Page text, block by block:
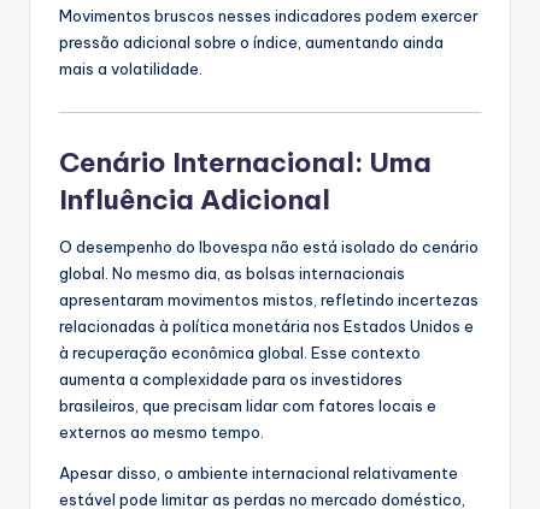
Movimentos bruscos nesses indicadores podem exercer
pressão adicional sobre o índice, aumentando ainda
mais a volatilidade.
Cenário Internacional: Uma
Influência Adicional
O desempenho do Ibovespa não está isolado do cenário
global. No mesmo dia, as bolsas internacionais
apresentaram movimentos mistos, refletindo incertezas
relacionadas à política monetária nos Estados Unidos e
à recuperação econômica global. Esse contexto
aumenta a complexidade para os investidores
brasileiros, que precisam lidar com fatores locais e
externos ao mesmo tempo.
Apesar disso, o ambiente internacional relativamente
estável pode limitar as perdas no mercado doméstico,